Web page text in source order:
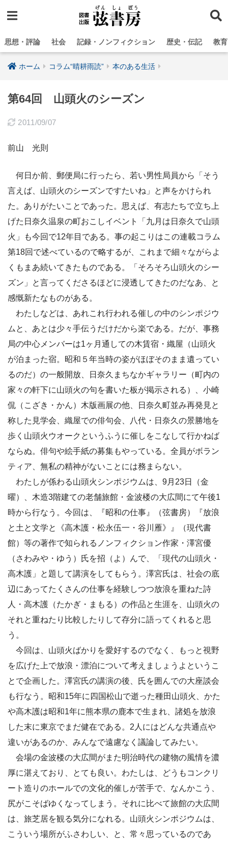
思想・評論 社会 記録・ノンフィクション 歴史・伝記 教
ホーム コラム“晴耕雨読” 本のある生活
第64回 山頭火のシーズン
2011/09/07
前山 光則
何日か前、郵便局に行ったら、若い男性局員から「そう
言えば、山頭火のシーズンですたいね」と声をかけられ
た。ありがたいことであった。思えば、有志たちで立ち上
げた日奈久温泉の町おこしイベント「九月は日奈久で山頭
火」も今回で12年目である。事の起こりはこの連載コラム
第18回で述べているので略するが、これまで細々ながらよ
くもまあ続いてきたものである。「そろそろ山頭火のシー
ズン」と言ってくださるほどに浸透してきたのだなあ、と
感慨新たなものがある。
わたしなどは、あれこれ行われる催しの中のシンポジウ
ムと、あとは少々手伝うだけだから楽である。だが、事務
局の中心メンバーは1ヶ月通しての木賃宿・織屋（山頭火
が泊まった宿。昭和５年当時の姿がほぼそのまま遺ってい
るのだ）の一般開放、日奈久まちなかギャラリー（町内の
家々の軒下に山頭火の句を書いた板が掲示される）、小崎
侃（こざき・かん）木版画展の他、日奈久町並み再発見と
称した見学会、織屋での俳句会、八代・日奈久の景勝地を
歩く山頭火ウオークというふうに催しをこなして行かねば
ならぬ。俳句や絵手紙の募集もやっている。全員がボラン
ティア、無私の精神がないことには務まらない。
わたしが係わる山頭火シンポジウムは、9月23日（金
曜）、木造3階建ての老舗旅館・金波楼の大広間にて午後1
時から行なう。今回は、『昭和の仕事』（弦書房）『放浪
と土と文学と《高木護・松永伍一・谷川雁》』（現代書
館）等の著作で知られるノンフィクション作家・澤宮優
（さわみや・ゆう）氏を招（よ）んで、「現代の山頭火・
高木護」と題して講演をしてもらう。澤宮氏は、社会の底
辺にあってたくさんの仕事を経験しつつ放浪を重ねた詩
人・高木護（たかぎ・まもる）の作品と生涯を、山頭火の
それと重ねたり比較したりして存分に語ってくれると思
う。
今回は、山頭火ばかりを愛好するのでなく、もっと視野
を広げた上で放浪・漂泊について考えましょうよというこ
とで企画した。澤宮氏の講演の後、氏を囲んでの大座談会
も行なう。昭和15年に四国松山で逝った種田山頭火、かた
や高木護は昭和1年に熊本県の鹿本で生まれ、諸処を放浪
した末に東京でまだ健在である。2人にはどんな共通点や
違いがあるのか、みんなで遠慮なく議論してみたい。
会場の金波楼の大広間がまた明治時代の建物の風情を濃
厚に湛えており、とても良い。わたしは、どうもコンクリ
ート造りのホールでの文化的催しが苦手で、なんかこう、
尻がこそばゆくなってしまう。それに比べて旅館の大広間
は、旅芝居を観る気分になれる。山頭火シンポジウムは、
こういう場所がふさわしい、と、常々思っているのであ